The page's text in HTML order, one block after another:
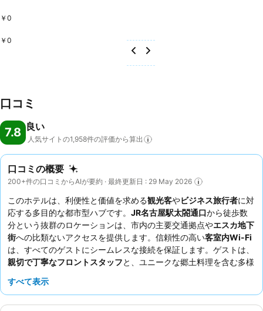
￥0
￥0
口コミ
7.8 良い
人気サイトの1,958件の評価から算出
口コミの概要
200+件の口コミからAIが要約 · 最終更新日 : 29 May 2026
このホテルは、利便性と価値を求める観光客やビジネス旅行者に対
応する多目的な都市型ハブです。 JR名古屋駅太閤通口から徒歩数
分という抜群のロケーションは、市内の主要交通拠点やエスカ地下
街への比類ないアクセスを提供します。信頼性の高い客室内Wi-Fi
は、すべてのゲストにシームレスな接続を保証します。ゲストは、
親切で丁寧なフロントスタッフと、ユニークな郷土料理を含む多様
希望する場合は、メイン通路から離れた部屋をリクエストすること
すべて表示